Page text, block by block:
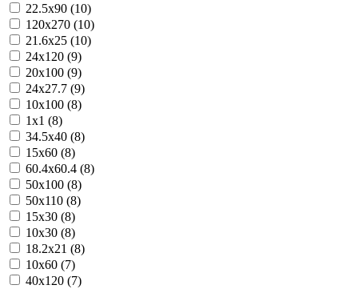
22.5x90 (10)
120x270 (10)
21.6x25 (10)
24x120 (9)
20x100 (9)
24x27.7 (9)
10x100 (8)
1x1 (8)
34.5x40 (8)
15x60 (8)
60.4x60.4 (8)
50x100 (8)
50x110 (8)
15x30 (8)
10x30 (8)
18.2x21 (8)
10x60 (7)
40x120 (7)